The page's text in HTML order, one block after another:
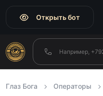
Открыть бот
Глаз Бога Операторы